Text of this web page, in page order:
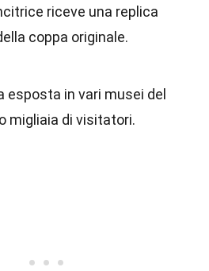
riceve una replica
coppa originale.
esposta in vari musei del
migliaia di visitatori.